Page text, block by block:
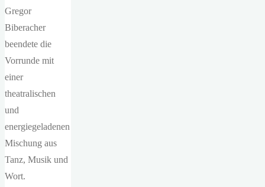
Gregor
Biberacher
beendete die
Vorrunde mit
einer
theatralischen
und
energiegeladenen
Mischung aus
Tanz, Musik und
Wort.